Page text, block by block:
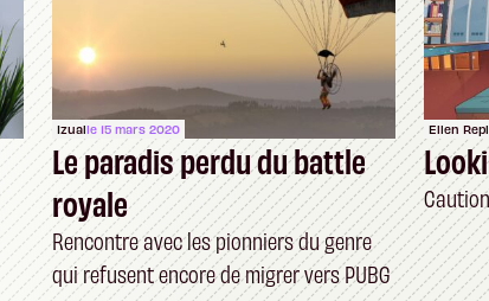
Izualle 15 mars 2020
Le paradis perdu du battle
royale
Rencontre avec les pionniers du genre
qui refusent encore de migrer vers PUBG
Ellen